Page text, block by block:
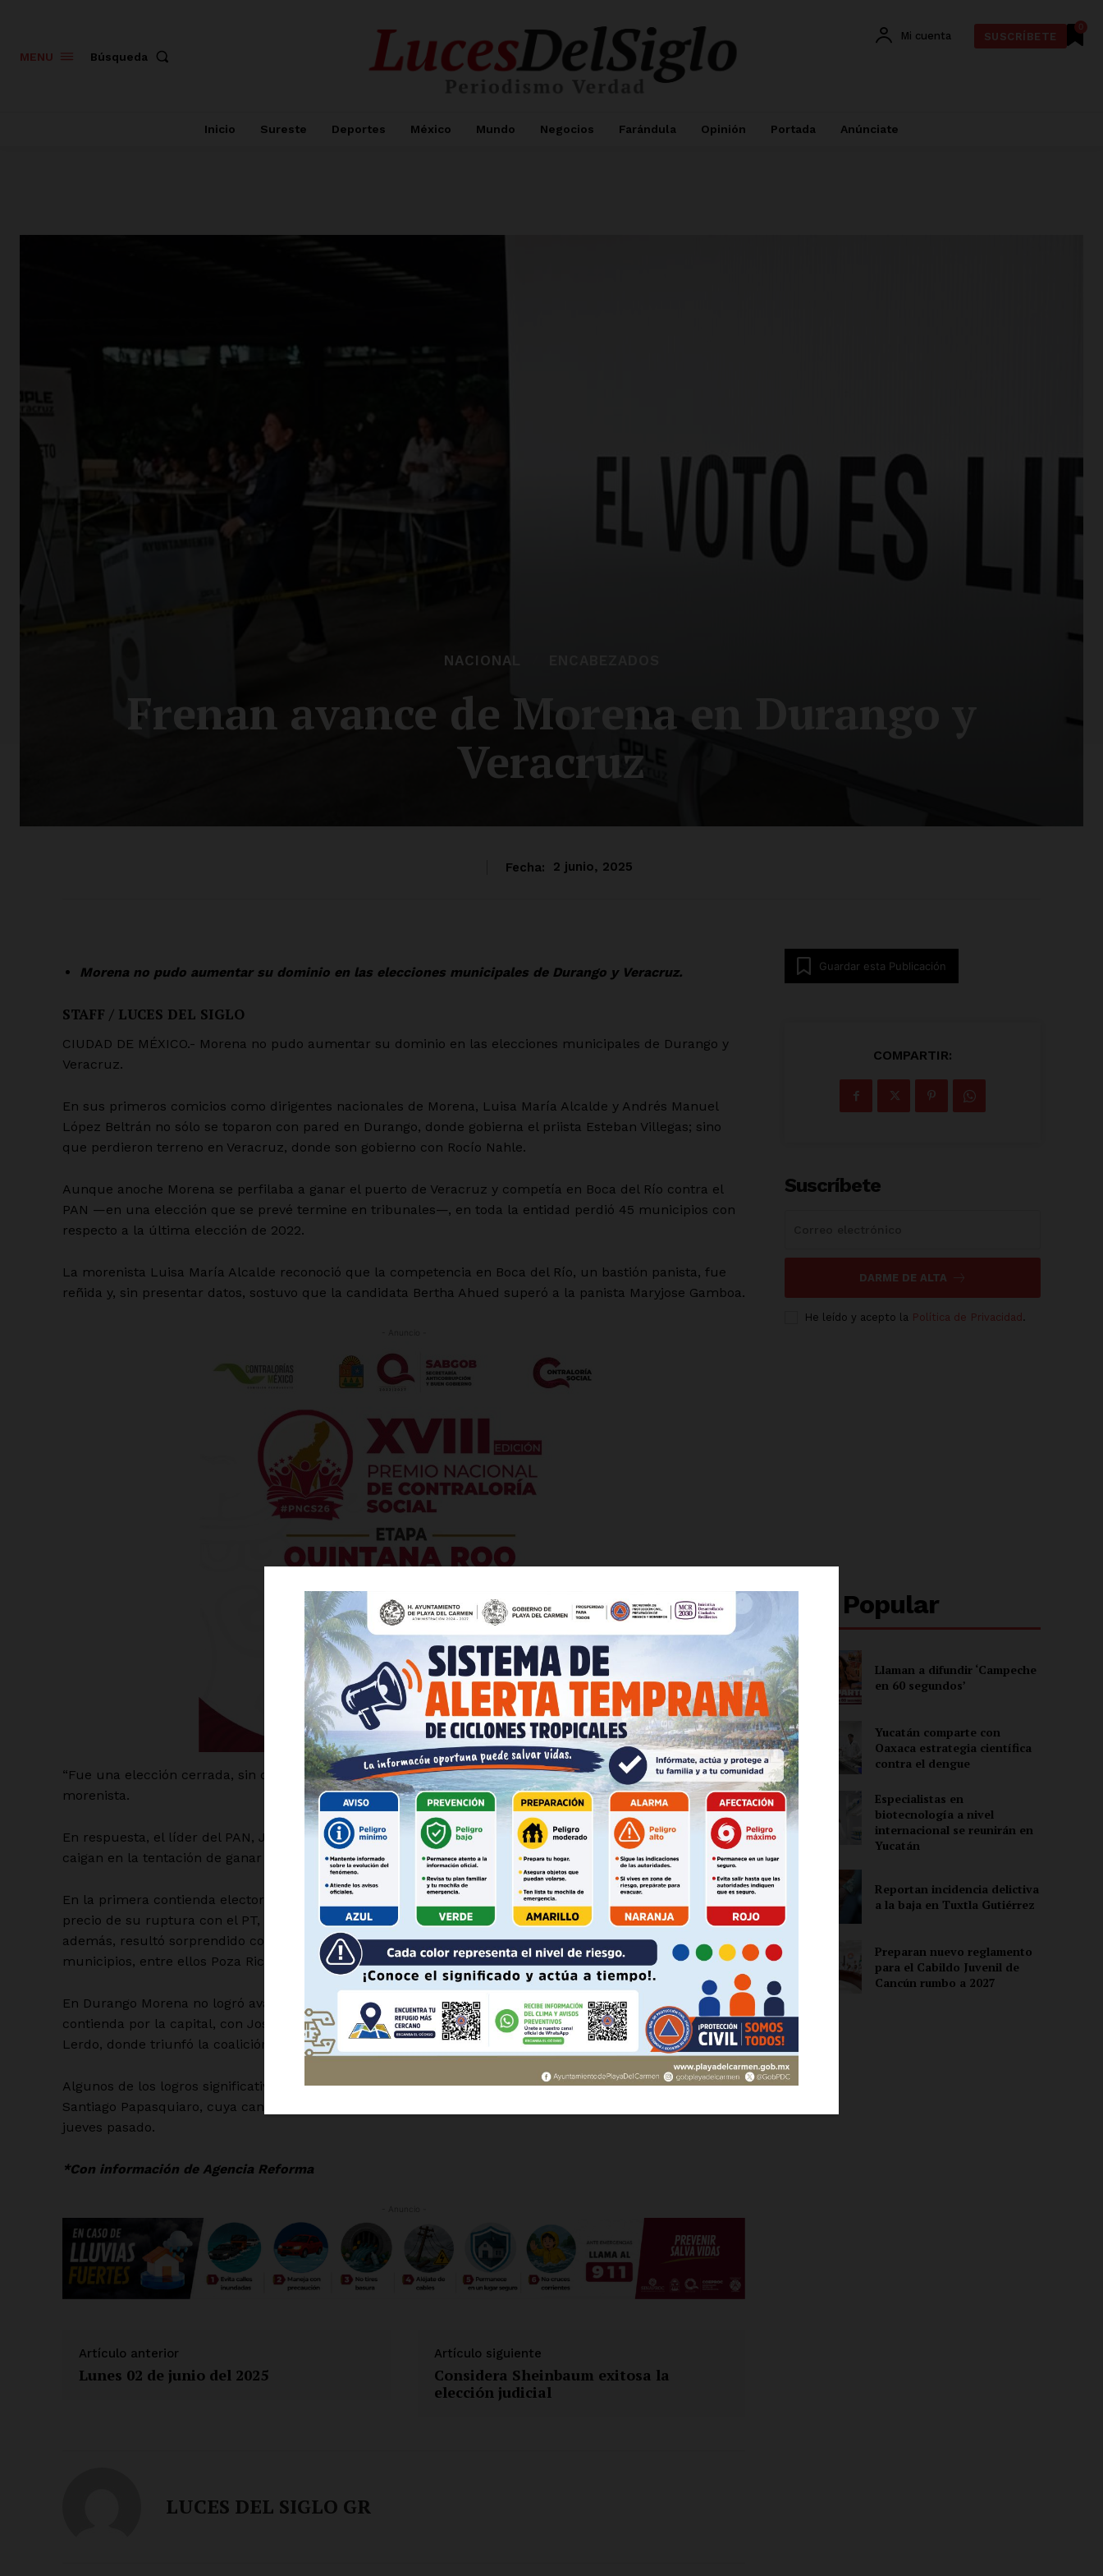
Luces
Del Siglo
SUSCRÍBETE AHORA
Empresa
Nosotros
Contacto
Política de privacidad
Políticas del Sitio
Información Propietaria / Financiación
Mi cuenta
MENU Búsqueda
0
Mi cuenta SUSCRÍBETE
Inicio Sureste Deportes México Mundo Negocios Farándula Opinión Portada Anúnciate
NACIONAL
Frenan avance de Morena en Durango y
Veracruz
Fecha: 2 junio, 2025
Morena no pudo aumentar su dominio en las elecciones municipales de Durango y Veracruz.
STAFF / LUCES DEL SIGLO
CIUDAD DE MÉXICO.- Morena no pudo aumentar su dominio en las elecciones municipales de Durango y
Veracruz.
En sus primeros comicios como dirigentes nacionales de Morena, Luisa María Alcalde y Andrés Manuel
López Beltrán no sólo se toparon con pared en Durango, donde gobierna el priista Esteban Villegas; sino
que perdieron terreno en Veracruz, donde son gobierno con Rocío Nahle.
Aunque anoche Morena se perfilaba a ganar el puerto de Veracruz y competía en Boca del Río contra el
PAN —en una elección que se prevé termine en tribunales—, en toda la entidad perdió 45 municipios con
respecto a la última elección de 2022.
La morenista Luisa María Alcalde reconoció que la competencia en Boca del Río, un bastión panista, fue
reñida y, sin presentar datos, sostuvo que la candidata Bertha Ahued superó a la panista Maryjose Gamboa.
“Fue una elección cerrada, sin dudas, pero las encuestas le dan el triunfo a Bertha Ahued”, dijo la líder
morenista.
En respuesta, el líder del PAN, Jorge Romero, llamó a Morena a no buscar triunfos en la mesa. “Que no
caigan en la tentación de ganar en un acta lo que la gente decidió libremente”, respondió Romero.
En la primera contienda electoral que enfrenta Nahle como gobernadora de Veracruz, su partido pagó el
precio de su ruptura con el PT, partido que sumó 22 municipios a los 6 que ya tenía desde hace tres años;
además, resultó sorprendido con un crecimiento de Movimiento Ciudadano, que pasó de 10 a 41
municipios, entre ellos Poza Rica y Papantla.
En Durango Morena no logró avanzar en los comicios locales e incluso se desfondó al tercer lugar en la
contienda por la capital, con José Ramón Enríquez como candidato. El morenismo tampoco pudo en
Lerdo, donde triunfó la coalición PAN-PRI.
Algunos de los logros significativos de Morena en Durango fueron las Alcaldías de Gómez Palacio y
Santiago Papasquiaro, cuya candidata Karen Pérez fue detenida y liberada un par de horas después el
jueves pasado.
*Con información de Agencia Reforma
Artículo anterior
Lunes 02 de junio del 2025
Artículo siguiente
Considera Sheinbaum exitosa la
elección judicial
LUCES DEL SIGLO GR
Guardar esta Publicación
COMPARTIR:
Suscríbete
DARME DE ALTA
He leído y acepto la Política de Privacidad .
Lo + Popular
Llaman a difundir ‘Campeche
en 60 segundos’
Yucatán comparte con
Oaxaca estrategia científica
contra el dengue
Especialistas en
biotecnología a nivel
internacional se reunirán en
Yucatán
Reportan incidencia delictiva
a la baja en Tuxtla Gutiérrez
Preparan nuevo reglamento
para el Cabildo Juvenil de
Cancún rumbo a 2027